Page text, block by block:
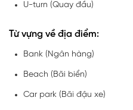
U-turn (Quay đầu)
Từ vựng về địa điểm:
Bank (Ngân hàng)
Beach (Bãi biển)
Car park (Bãi đậu xe)